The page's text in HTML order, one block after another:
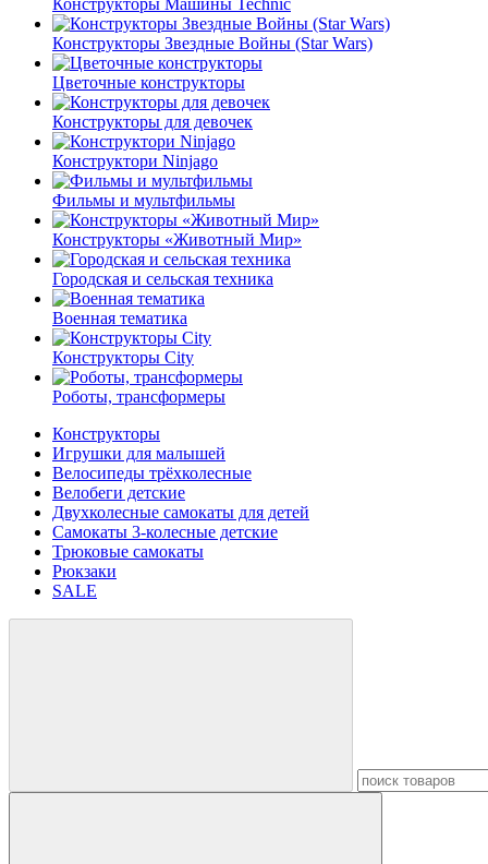
Конструкторы Машины Technic
Конструкторы Звездные Войны (Star Wars)
Цветочные конструкторы
Конструкторы для девочек
Конструктори Ninjago
Фильмы и мультфильмы
Конструкторы «Животный Мир»
Городская и сельская техника
Военная тематика
Конструкторы City
Роботы, трансформеры
Конструкторы
Игрушки для малышей
Велосипеды трёхколесные
Велобеги детские
Двухколесные самокаты для детей
Самокаты 3-колесные детские
Трюковые самокаты
Рюкзаки
SALE